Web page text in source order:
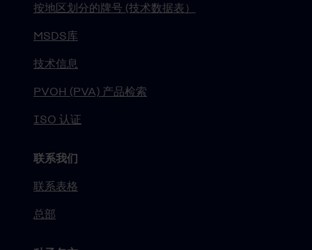
按地区划分的牌号 (技术数据表）
MSDS库
技术信息
PVOH (PVA) 产品检索
ISO 认证
联系我们
联系表格
总部